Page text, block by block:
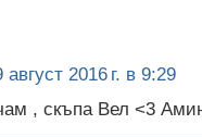
август 2016 г. в 9:29
, скъпа Вел <3